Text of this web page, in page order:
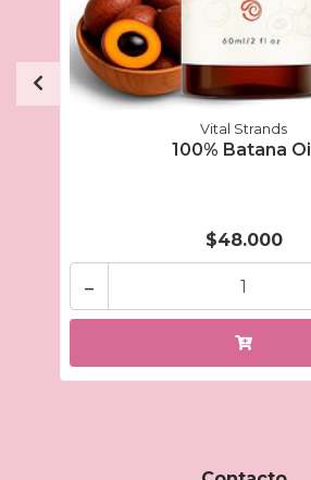
Vital Strands
100% Batana Oil
$48.000
-